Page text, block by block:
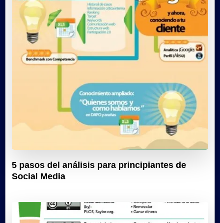
5 pasos del análisis para principiantes de
Social Media